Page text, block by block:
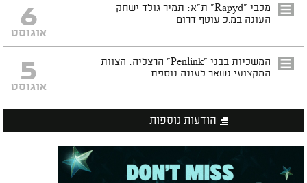
מכבי "Rapyd" ת"א: תמיר גולד ישחק
העונה במ.כ עוטף דרום
6
אוגוסט
המשכיות בבני "Penlink" הרצליה: הצוות
המקצועי נשאר לעונה נוספת
5
אוגוסט
הודעות נוספות